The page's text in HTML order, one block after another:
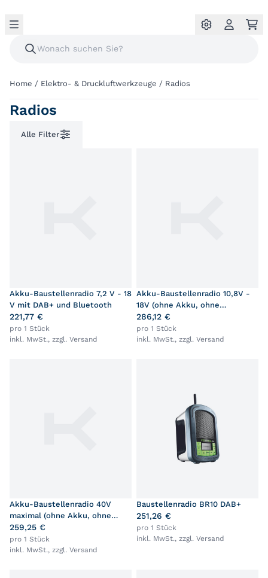
Home / Elektro- & Druckluftwerkzeuge / Radios
Radios
Alle Filter
Akku-Baustellenradio 7,2 V - 18
V mit DAB+ und Bluetooth
221,77 €
pro 1 Stück
inkl. MwSt., zzgl. Versand
Akku-Baustellenradio 10,8V -
18V (ohne Akku, ohne
Ladegerät)
286,12 €
pro 1 Stück
inkl. MwSt., zzgl. Versand
Akku-Baustellenradio 40V
maximal (ohne Akku, ohne
Ladegerät)
259,25 €
pro 1 Stück
inkl. MwSt., zzgl. Versand
Baustellenradio BR10 DAB+
251,26 €
pro 1 Stück
inkl. MwSt., zzgl. Versand